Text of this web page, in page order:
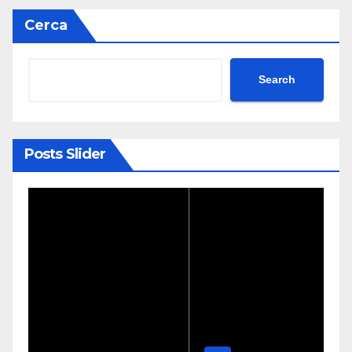
Cerca
Search
Posts Slider